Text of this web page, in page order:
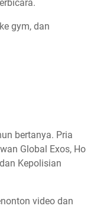
gym, dan
bertanya. Pria
Global Exos, Ho
Kepolisian
video dan